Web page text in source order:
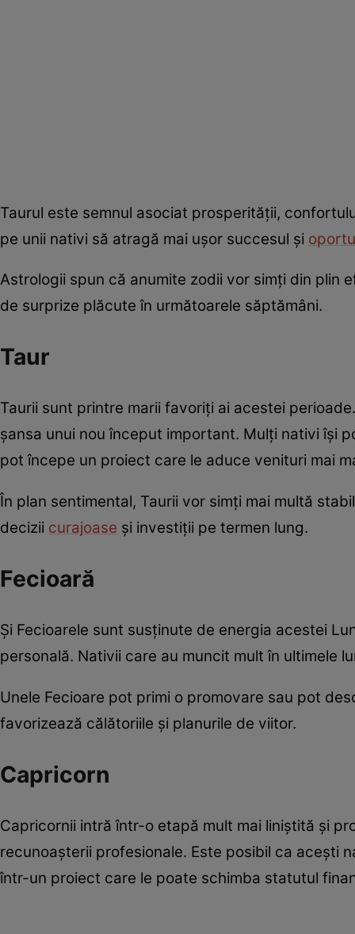
Taurul este semnul asociat prosperității,
pe unii nativi să atragă mai ușor succesul și
Astrologii spun că anumite zodii vor simți din plin
de surprize plăcute în următoarele săptămâni.
Taur
Taurii sunt printre marii favoriți ai acestei
șansa unui nou început important. Mulți nativi își
pot începe un proiect care le aduce venituri mai
În plan sentimental, Taurii vor simți mai multă
decizii curajoase și investiții pe termen lung.
Fecioară
Și Fecioarele sunt susținute de energia acestei
personală. Nativii care au muncit mult în ultimele
Unele Fecioare pot primi o promovare sau pot
favorizează călătoriile și planurile de viitor.
Capricorn
Capricornii intră într-o etapă mult mai liniștită și
recunoașterii profesionale. Este posibil ca acești
într-un proiect care le poate schimba statutul